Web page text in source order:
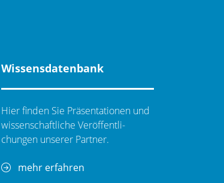
Wissensdatenbank
Hier finden Sie Präsentationen und
wissenschaftliche Ver­öf­fent­li­
chungen unserer Partner.
mehr erfahren